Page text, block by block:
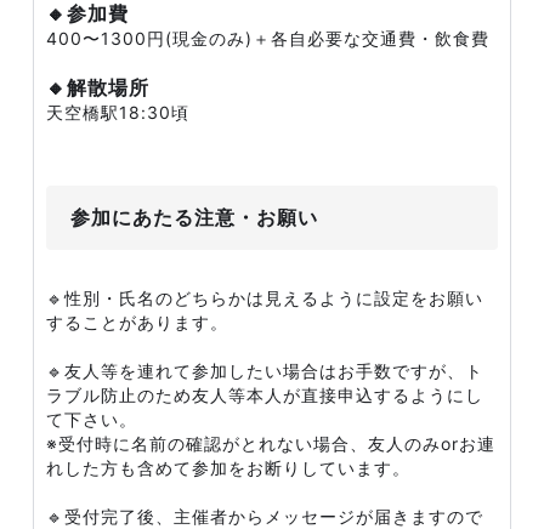
🔸参加費
400〜1300円(現金のみ)＋各自必要な交通費・飲食費
🔸解散場所
天空橋駅18:30頃
参加にあたる注意・お願い
🔹性別・氏名のどちらかは見えるように設定をお願い
することがあります。
🔹友人等を連れて参加したい場合はお手数ですが、ト
ラブル防止のため友人等本人が直接申込するようにし
て下さい。
※受付時に名前の確認がとれない場合、友人のみorお連
れした方も含めて参加をお断りしています。
🔹受付完了後、主催者からメッセージが届きますので